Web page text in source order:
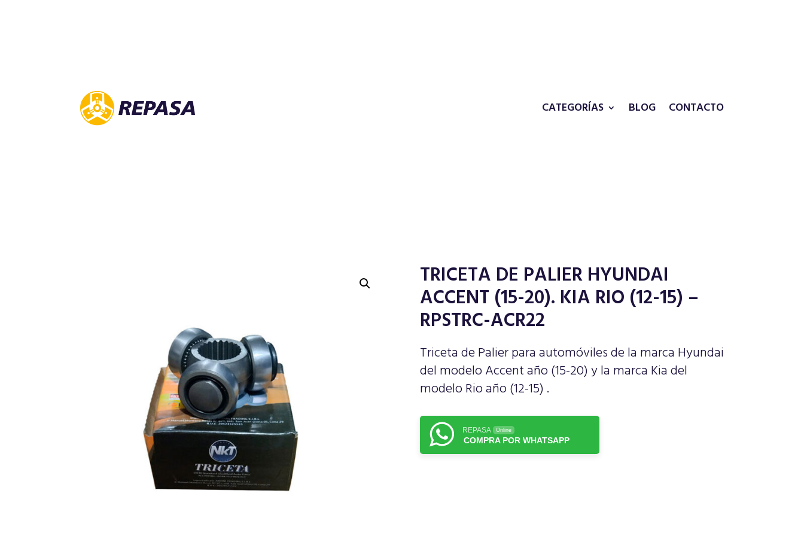
CATEGORÍAS BLOG CONTACTO
TRICETA DE PALIER HYUNDAI
ACCENT (15-20). KIA RIO (12-15) –
RPSTRC-ACR22
Triceta de Palier para automóviles de la marca Hyundai
del modelo Accent año (15-20) y la marca Kia del
modelo Rio año (12-15) .
REPASA Online
COMPRA POR WHATSAPP